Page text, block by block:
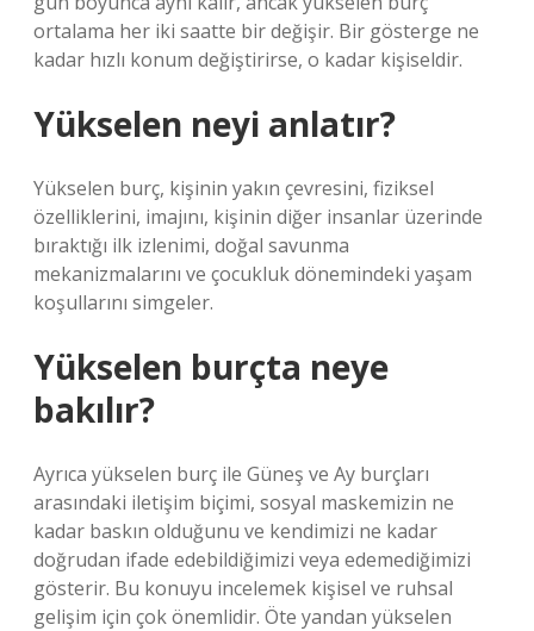
ortalama her iki saatte bir değişir. Bir gösterge ne
kadar hızlı konum değiştirirse, o kadar kişiseldir.
Yükselen neyi anlatır?
Yükselen burç, kişinin yakın çevresini, fiziksel
özelliklerini, imajını, kişinin diğer insanlar üzerinde
bıraktığı ilk izlenimi, doğal savunma
mekanizmalarını ve çocukluk dönemindeki yaşam
koşullarını simgeler.
Yükselen burçta neye
bakılır?
Ayrıca yükselen burç ile Güneş ve Ay burçları
arasındaki iletişim biçimi, sosyal maskemizin ne
kadar baskın olduğunu ve kendimizi ne kadar
doğrudan ifade edebildiğimizi veya edemediğimizi
gösterir. Bu konuyu incelemek kişisel ve ruhsal
gelişim için çok önemlidir. Öte yandan yükselen